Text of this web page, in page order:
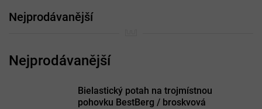
Nejprodávanější
Bielastický potah na trojmístnou
pohovku BestBerg / broskvová